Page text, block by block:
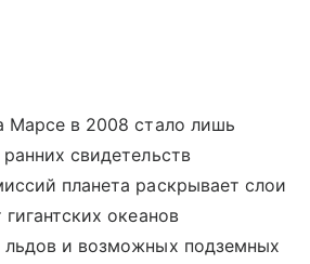
Марсе в 2008 стало лишь
свидетельств
планета раскрывает слои
океанов
и возможных подземных